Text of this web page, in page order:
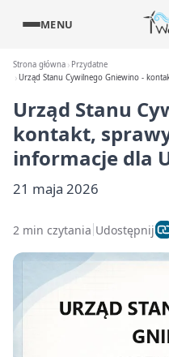
MENU
Strona główna
Przydatne
Urząd Stanu Cywilnego Gniewino -
Urząd Stanu
kontakt,
informacje dla
21 maja 2026
2 min czytania Udostępnij